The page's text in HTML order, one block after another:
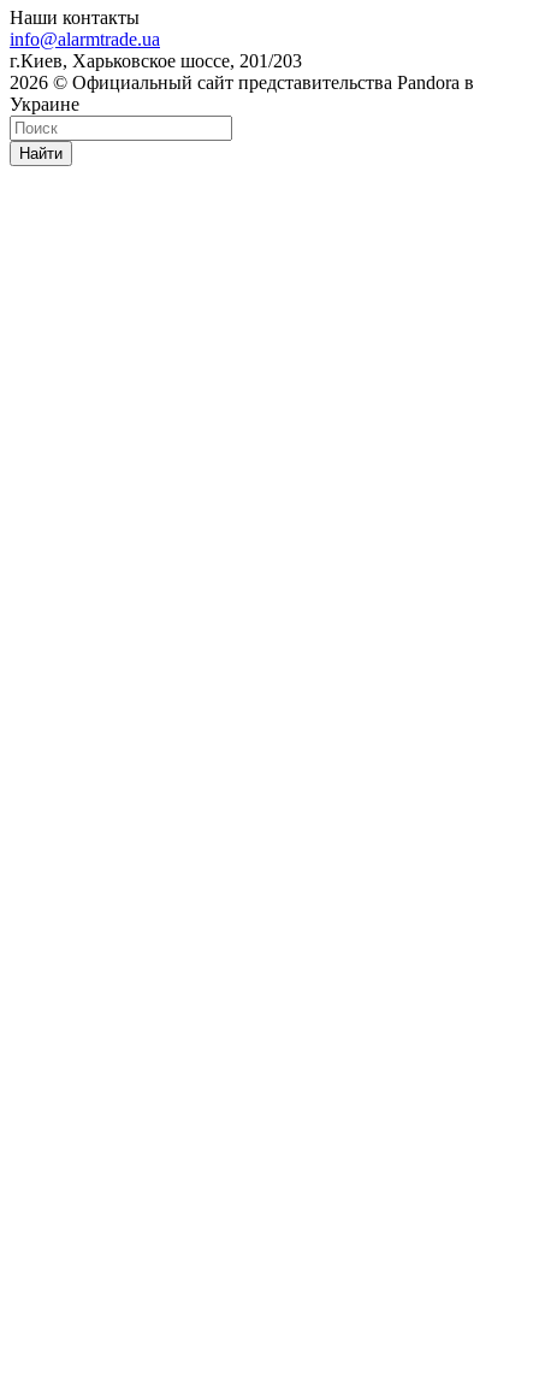
Наши контакты
info@alarmtrade.ua
г.Киев, Харьковское шоссе, 201/203
2026 © Официальный сайт представительства Pandora в
Украине
Найти